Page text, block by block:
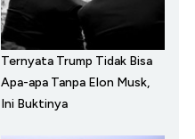
Ternyata Trump Tidak Bisa
Apa-apa Tanpa Elon Musk,
Ini Buktinya